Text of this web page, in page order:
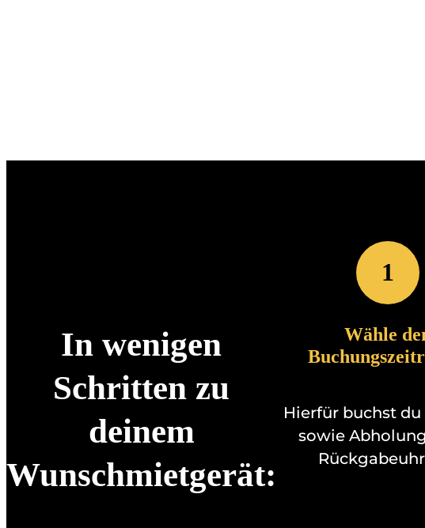
In wenigen
Schritten zu
deinem
Wunschmietgerät:
1
Wähle
Hierfür buchst du
sowie